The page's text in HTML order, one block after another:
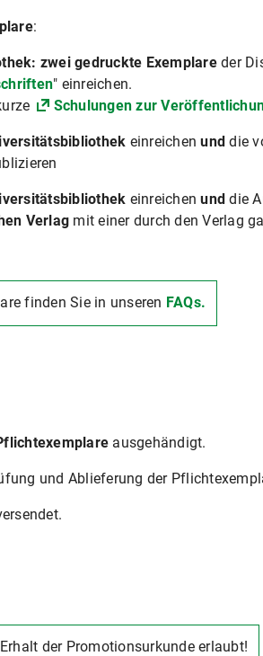
:
zwei gedruckte Exemplareder
" einreichen.
Schulungen zur
einreichenunddie
einreichenunddie
Verlag mit einer durch den Verlag
finden Sie in unseren FAQs.
ausgehändigt.
und Ablieferung der
der Promotionsurkunde erlaubt!